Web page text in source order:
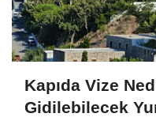
Kapıda Vize
Gidilebilecek